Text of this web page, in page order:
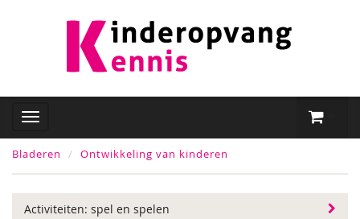
Bladeren Ontwikkeling van kinderen
Activiteiten: spel en spelen